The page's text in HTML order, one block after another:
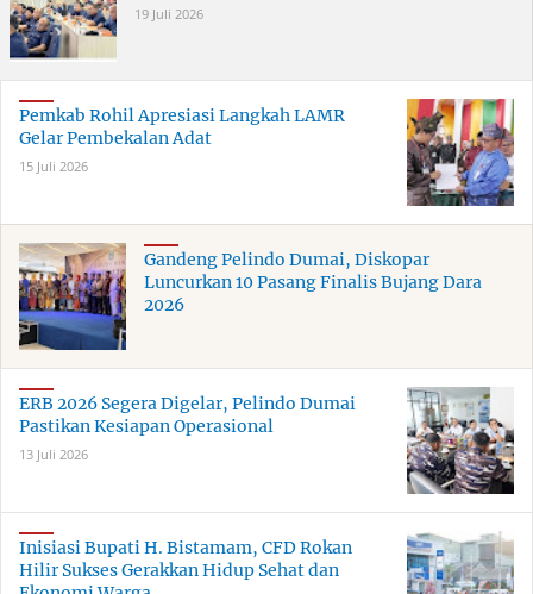
19 Juli 2026
Pemkab Rohil Apresiasi Langkah LAMR
Gelar Pembekalan Adat
15 Juli 2026
Gandeng Pelindo Dumai, Diskopar
Luncurkan 10 Pasang Finalis Bujang Dara
2026
ERB 2026 Segera Digelar, Pelindo Dumai
Pastikan Kesiapan Operasional
13 Juli 2026
Inisiasi Bupati H. Bistamam, CFD Rokan
Hilir Sukses Gerakkan Hidup Sehat dan